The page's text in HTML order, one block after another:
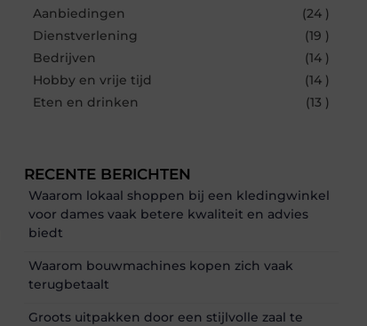
Aanbiedingen
(24 )
Dienstverlening
(19 )
Bedrijven
(14 )
Hobby en vrije tijd
(14 )
Eten en drinken
(13 )
RECENTE BERICHTEN
Waarom lokaal shoppen bij een kledingwinkel
voor dames vaak betere kwaliteit en advies
biedt
Waarom bouwmachines kopen zich vaak
terugbetaalt
Groots uitpakken door een stijlvolle zaal te